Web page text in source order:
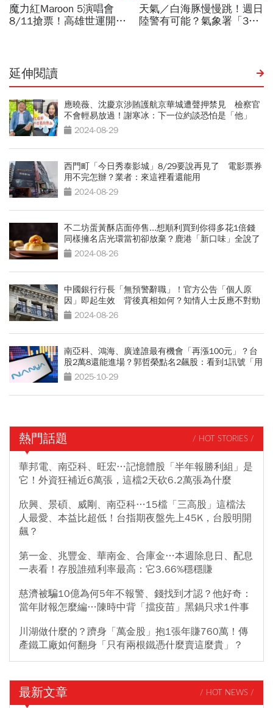
延伸閱讀
應曉薇、沈慶京涉賄護航京華城遭聲押禁見 檢察官
不會輕易放過！謝寒冰：下一位約談恐怕是「他」
2024-08-29
西門町「今日秀泰影城」8/29要說再見了 電影票券
用不完怎辦？業者：來這裡看還能用
2024-08-29
不二坊蛋黃酥店面停售...想順利買到你得多花1倍錢
同樣擁名店光環當初卻放棄？鹿港「新口味」全說了
2024-08-26
中國銀行行長「無預警辭職」！官方公告「個人原
因」即起生效 背後真相如何？知情人士反應不對勁
2024-08-26
南亞科、鴻海、廣達誰最有機會「再漲100元」？台
股2萬8還能進場？郭哲榮點名2飆股：看到1訊號「用
力買」
2025-10-29
熱門話題 / HOT STORIES /
華邦電、南亞科、旺宏…記憶體股「半年報勝利組」是
它！外資狂補近6萬張，這檔2天砍6.2萬張為什麼
欣興、景碩、威剛、南亞科…15檔「三高股」這檔法
人最愛、本益比超低！台指期夜盤先上45K，台股明開
飆？
第一金、兆豐金、華南金、合庫金…本週除息日、配息
一表看！存股誰殖利率最高：它3.66%穩穩賺
慈濟被騙10億為何5年不報警、錢找到才認？他好奇：
當年財報怎麼編…陳時中背「擋疫苗」黑鍋只求1件事
川湖做什麼的？躋身「萬金股」抱1張年賺760萬！傳
產鐵工廠如何翻身「只有兩根鐵憑什麼賣這麼貴」？
最新文章 / HOT NEWS /